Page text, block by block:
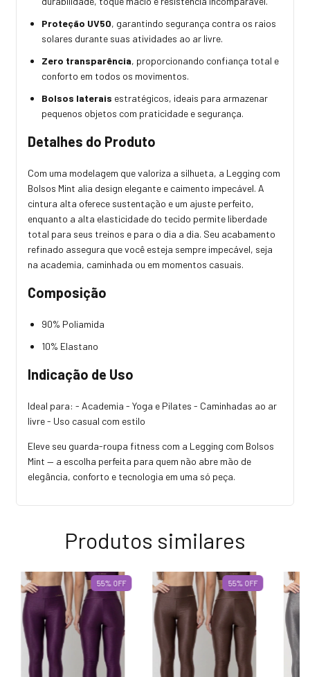
Proteção UV50, garantindo segurança contra os raios
solares durante suas atividades ao ar livre.
Zero transparência, proporcionando confiança total e
conforto em todos os movimentos.
Bolsos laterais estratégicos, ideais para armazenar
pequenos objetos com praticidade e segurança.
Detalhes do Produto
Com uma modelagem que valoriza a silhueta, a Legging com
Bolsos Mint alia design elegante e caimento impecável. A
cintura alta oferece sustentação e um ajuste perfeito,
enquanto a alta elasticidade do tecido permite liberdade
total para seus treinos e para o dia a dia. Seu acabamento
refinado assegura que você esteja sempre impecável, seja
na academia, caminhada ou em momentos casuais.
Composição
90% Poliamida
10% Elastano
Indicação de Uso
Ideal para: - Academia - Yoga e Pilates - Caminhadas ao ar
livre - Uso casual com estilo
Eleve seu guarda-roupa fitness com a Legging com Bolsos
Mint — a escolha perfeita para quem não abre mão de
elegância, conforto e tecnologia em uma só peça.
Produtos similares
55% OFF 55% OFF